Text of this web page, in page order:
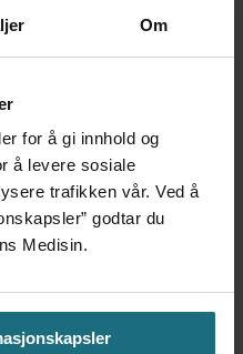
Om
for å gi innhold og
å levere sosiale
trafikken vår. Ved å
godtar du
Medisin.
i 18 år – får
siden